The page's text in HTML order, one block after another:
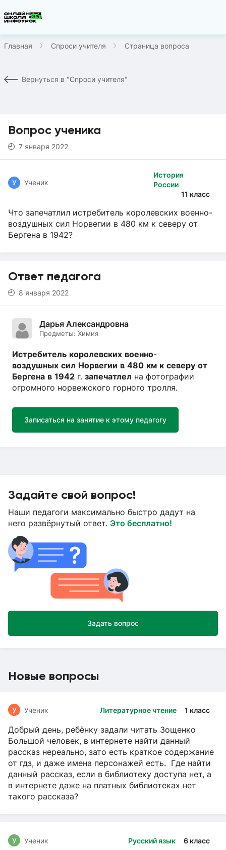
Главная Спроси учителя Страница вопроса
Вернуться в "Спроси учителя"
Вопрос ученика
7 января 2022
История
России
11 класс
У Ученик
Что запечатлил истребитель королевских военно-
воздушных сил Норвегии в 480 км к северу от
Бергена в 1942?
Ответ педагога
8 января 2022
Дарья Александровна
Предметы: Химия
Истребитель королевских военно-
воздушных сил Норвегии в 480 км к северу от
Бергена в 1942 г. запечатлел на фотографии
огромного норвежского горного тролля.
Записаться на занятие к этому педагогу
Задайте свой вопрос!
Наши педагоги максимально быстро дадут на
него развёрнутый ответ. Это бесплатно!
Задать вопрос
Новые вопросы
Литературное чтение 1 класс
У Ученик
Добрый день, ребёнку задали читать Зощенко
Большой человек, в интернете найти данный
рассказ нереально, зато есть краткое содержание
от гдз, и даже имена персонажей есть. Где найти
данный рассказ, если в библиотеку доступа нет, а
в интернете даже на платных библиотеках нет
такого рассказа?
Русский язык 6 класс
У Ученик